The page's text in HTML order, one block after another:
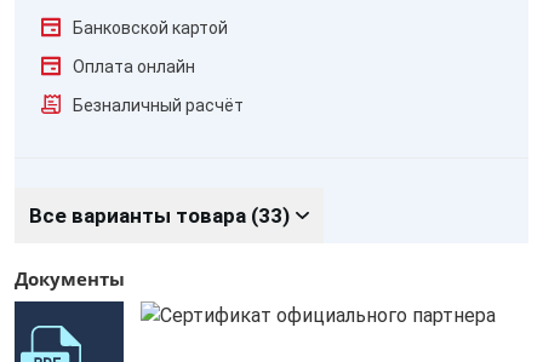
Банковской картой
Оплата онлайн
Безналичный расчёт
Все варианты товара (33)
Документы